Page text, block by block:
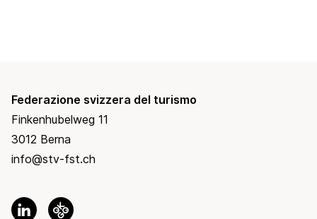
Federazione svizzera del turismo
Finkenhubelweg 11
3012 Berna
info@stv-fst.ch